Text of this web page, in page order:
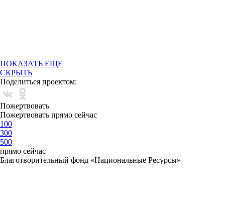
ПОКАЗАТЬ ЕЩЕ
СКРЫТЬ
Поделиться проектом:
Пожертвовать
Пожертвовать прямо сейчас
100
300
500
прямо сейчас
Благотворительный фонд «Национальные Ресурсы»